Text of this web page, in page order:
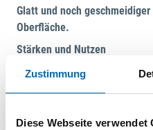
Zustimmung
Diese Webseite verwendet
Glatt und noch
Oberfläche.
Stärken und Nutzen
Robuste, glatte
maximale Flexibilität